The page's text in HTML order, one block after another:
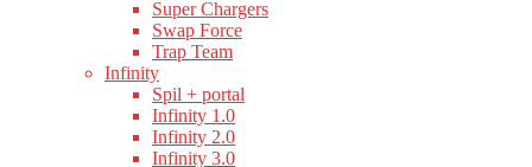
Super Chargers
Swap Force
Trap Team
Infinity
Spil + portal
Infinity 1.0
Infinity 2.0
Infinity 3.0